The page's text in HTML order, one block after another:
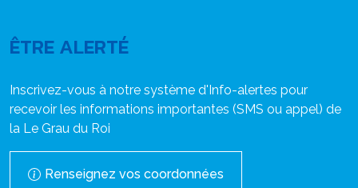
ÊTRE ALERTÉ
Inscrivez-vous à notre système d'Info-alertes pour
recevoir les informations importantes (SMS ou appel) de
la Le Grau du Roi
Renseignez vos coordonnées